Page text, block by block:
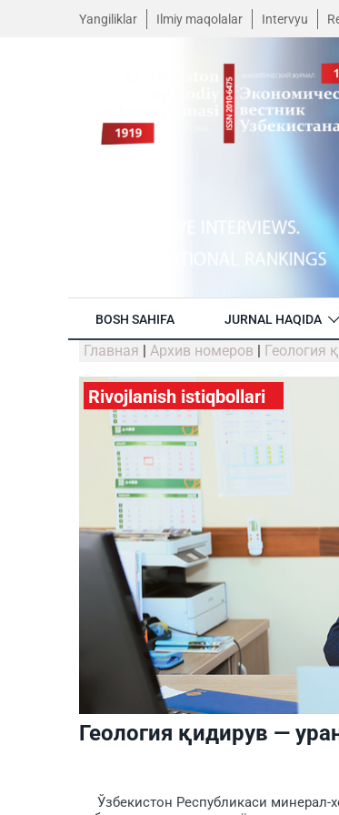
Yangiliklar Ilmiy maqolalar Intervyu
BOSH SAHIFA JURNAL HAQIDA
Главная | Архив номеров | Геология
Rivojlanish istiqbollari
Геология қидирув —
Ўзбекистон Республикаси минерал-